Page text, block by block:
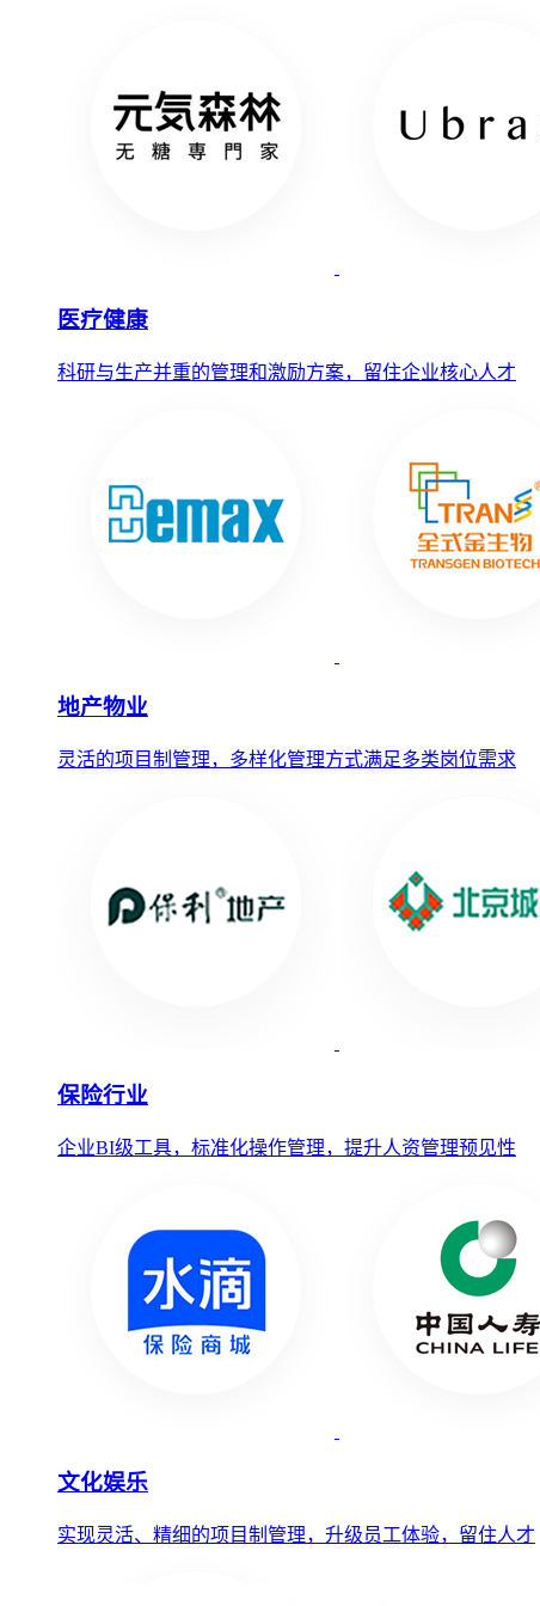
医疗健康
科研与生产并重的管理和激励方案，留住企业核心人才
地产物业
灵活的项目制管理，多样化管理方式满足多类岗位需求
保险行业
企业BI级工具，标准化操作管理，提升人资管理预见性
文化娱乐
实现灵活、精细的项目制管理，升级员工体验，留住人才